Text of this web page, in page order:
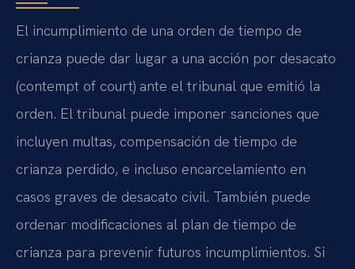
El incumplimiento de una orden de tiempo de
crianza puede dar lugar a una acción por desacato
(contempt of court) ante el tribunal que emitió la
orden. El tribunal puede imponer sanciones que
incluyen multas, compensación de tiempo de
crianza perdido, e incluso encarcelamiento en
casos graves de desacato civil. También puede
ordenar modificaciones al plan de tiempo de
crianza para prevenir futuros incumplimientos. Si